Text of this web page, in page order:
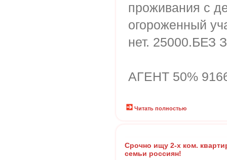
проживания с
огороженный
нет. 25000.БЕЗ
АГЕНТ 50%
Читать полностью
Срочно ищу 2-х ком.
семьи россиян!